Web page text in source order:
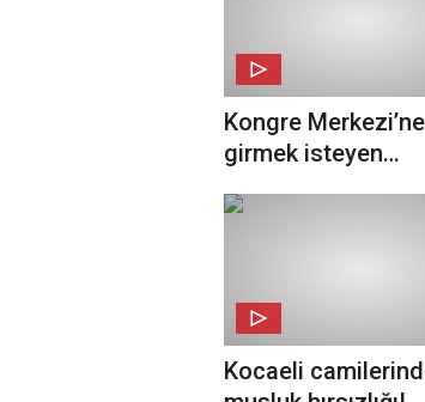
Kongre Merkezi’ne
girmek isteyen
yaşandı!
Kocaeli